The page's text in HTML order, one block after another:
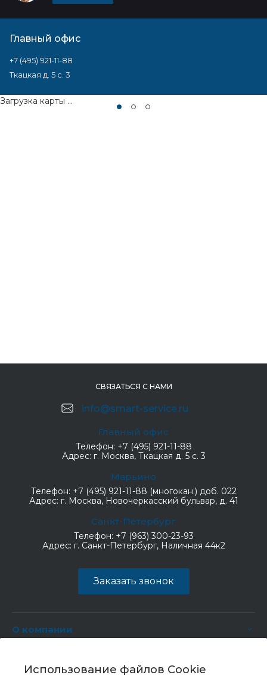
Использование файлов Cookie
Главный офис
+7 (495) 921-11-88
Ткацкая д. 5 с. 3
Загрузка карты ...
СВЯЗАТЬСЯ С НАМИ
info@smart-service.ru
Главный офис
Телефон: +7 (495) 921-11-88
Адрес: г. Москва, Ткацкая д. 5 с. 3
Марьино
Телефон: +7 (495) 921-11-88 (многокан.) доб. 022
Адрес: г. Москва, Новочеркасский бульвар, д. 41
Санкт-Петербург
Телефон: +7 (963) 300-23-93
Адрес: г. Санкт-Петербург, Наличная 44к2
Заказать звонок
О компании
Услуги